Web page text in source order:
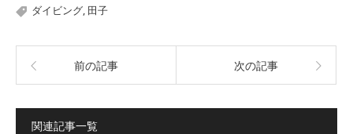
ダイビング, 田子
前の記事 次の記事
関連記事一覧